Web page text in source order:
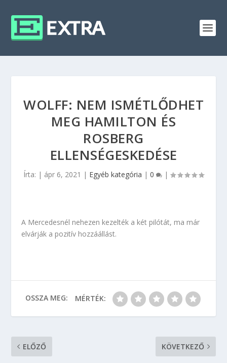
WOLFF: NEM ISMÉTLŐDHET
MEG HAMILTON ÉS
ROSBERG
ELLENSÉGESKEDÉSE
Írta: | ápr 6, 2021 | Egyéb kategória | 0 |
A Mercedesnél nehezen kezelték a két pilótát, ma már
elvárják a pozitív hozzáállást.
OSSZA MEG: MÉRTÉK:
ELŐZŐ KÖVETKEZŐ